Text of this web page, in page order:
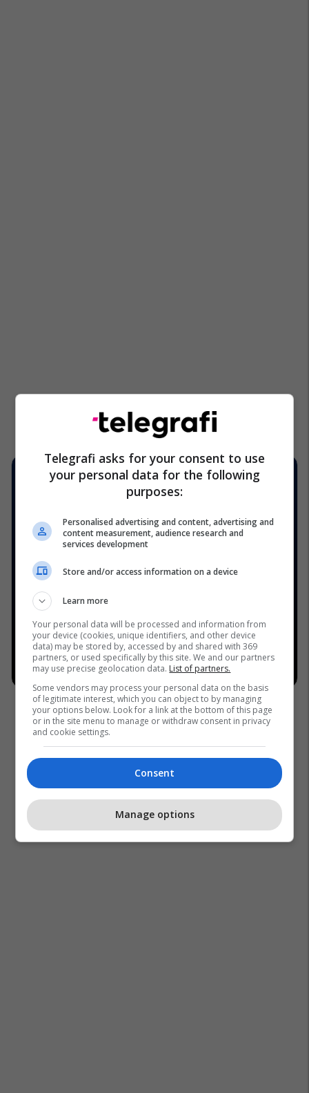
Telegrafi asks for your consent to use
your personal data for the following
purposes:
Personalised advertising and content, advertising and
content measurement, audience research and
services development
Store and/or access information on a device
Learn more
Your personal data will be processed and information from
your device (cookies, unique identifiers, and other device
data) may be stored by, accessed by and shared with 369
partners, or used specifically by this site. We and our partners
may use precise geolocation data. List of partners.
Some vendors may process your personal data on the basis
of legitimate interest, which you can object to by managing
your options below. Look for a link at the bottom of this page
or in the site menu to manage or withdraw consent in privacy
and cookie settings.
Consent
Manage options